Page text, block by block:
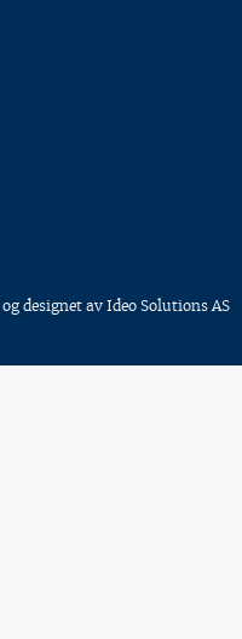
og designet av Ideo Solutions AS